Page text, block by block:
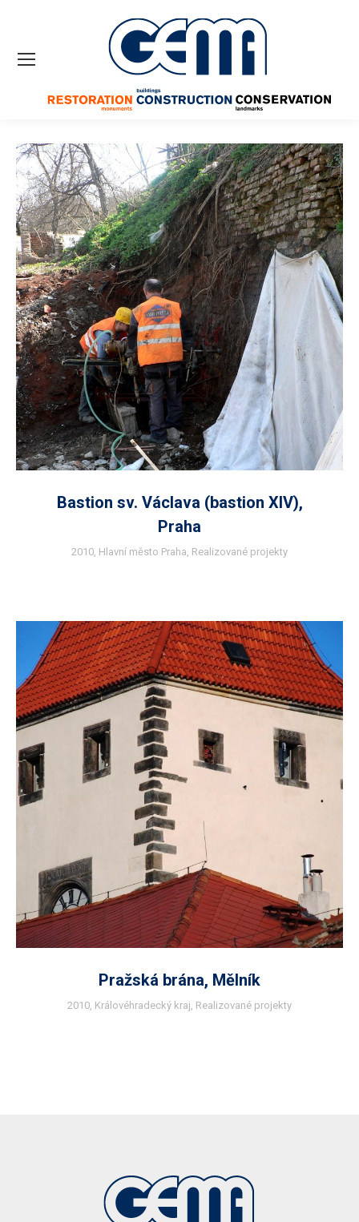
Bastion sv. Václava (bastion XIV),
Praha
2010 Hlavní město Praha Realizované projekty
Pražská brána, Mělník
2010 Královéhradecký kraj Realizované projekty